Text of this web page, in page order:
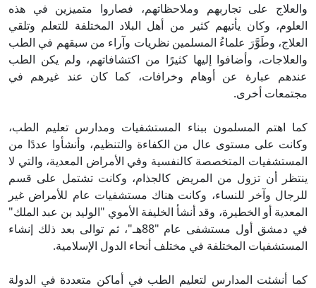
والعلاج على تجاربهم وملاحظاتهم، فصاروا متميزين في هذه
العلوم، وكان يأتيهم كثير من أهل البلاد المختلفة للتعلم وتلقي
العلاج، وطَوَّرَ علماءُ المسلمين نظريات وآراء من سبقهم في الطب
والعلاجات، وأضافوا إليها كثيرًا من اكتشافاتهم، ولم يكن الطب
عندهم عبارة عن أوهام وخرافات، كما كان عند غيرهم في
مجتمعات أخرى.
كما اهتم المسلمون ببناء المستشفيات ومدارس تعليم الطب،
وكانت على مستوى عال من الكفاءة والتنظيم، وأنشأوا عددًا من
المستشفيات المتخصصة كالنفسية وفي الأمراض المعدية، والتي لا
ينتظر أن تزول من المريض كالجذام، وكانت تشتمل على قسم
للرجال وآخر للنساء، وكانت هناك مستشفيات عام للأمراض غير
المعدية أو الخطيرة، وقد أنشأ الخليفة الأموي "الوليد بن عبد الملك"
في دمشق أول مستشفى عام "88هـ"، ثم توالى بعد ذلك إنشاء
المستشفيات المختلفة في مختلف أنحاء الدول الإسلامية.
كما أنشئت المدارس لتعليم الطب في أماكن متعددة في الدولة